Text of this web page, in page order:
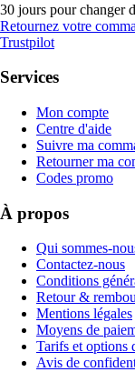
30 jours pour changer
Retournez votre
Trustpilot
Services
Mon compte
Centre d'aide
Suivre ma
Retourner ma
Codes promo
À propos
Qui sommes-
Contactez-nous
Conditions
Retour &
Mentions légales
Moyens de
Tarifs et options
Avis de